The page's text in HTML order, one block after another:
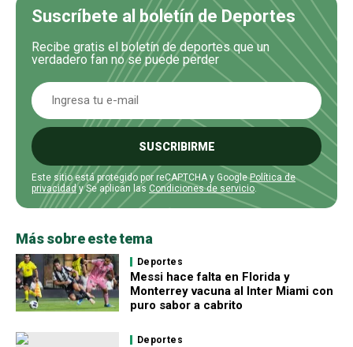
Suscríbete al boletín de Deportes
Recibe gratis el boletín de deportes que un
verdadero fan no se puede perder
SUSCRIBIRME
Este sitio está protegido por reCAPTCHA y GooglePolítica de
privacidady Se aplican las Condiciones de servicio.
Más sobre este tema
Deportes
Messi hace falta en Florida y
Monterrey vacuna al Inter Miami con
puro sabor a cabrito
Deportes